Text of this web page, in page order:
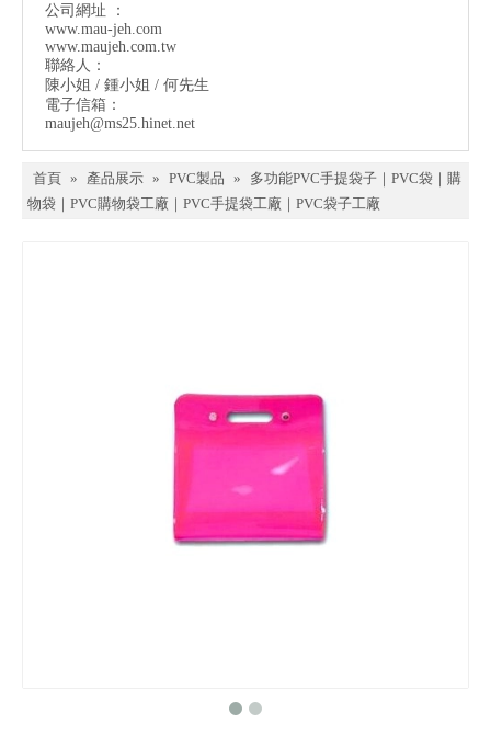
公司網址 ：
www.mau-jeh.com
www.maujeh.com.tw
聯絡人：
陳小姐 / 鍾小姐 / 何先生
電子信箱：
maujeh@ms25.hinet.net
首頁 » 產品展示 » PVC製品 »
多功能PVC手提袋子｜PVC袋｜購
物袋｜PVC購物袋工廠｜PVC手提袋工廠｜PVC袋子工廠